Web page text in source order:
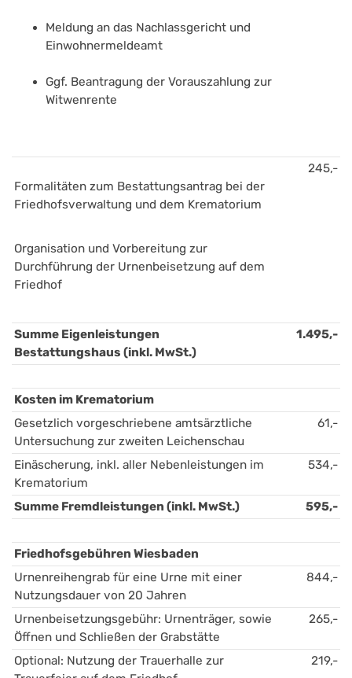
Meldung an das Nachlassgericht und
Einwohnermeldeamt
Ggf. Beantragung der Vorauszahlung zur
Witwenrente
Formalitäten zum Bestattungsantrag bei der
Friedhofsverwaltung und dem Krematorium
Organisation und Vorbereitung zur
Durchführung der Urnenbeisetzung auf dem
Friedhof
245,-
Summe Eigenleistungen
Bestattungshaus (inkl. MwSt.)
1.495,-
Kosten im Krematorium
Gesetzlich vorgeschriebene amtsärztliche
Untersuchung zur zweiten Leichenschau
61,-
Einäscherung, inkl. aller Nebenleistungen im
Krematorium
534,-
Summe Fremdleistungen (inkl. MwSt.) 595,-
Friedhofsgebühren Wiesbaden
Urnenreihengrab für eine Urne mit einer
Nutzungsdauer von 20 Jahren
844,-
Urnenbeisetzungsgebühr: Urnenträger, sowie
Öffnen und Schließen der Grabstätte
265,-
Optional: Nutzung der Trauerhalle zur
219,-